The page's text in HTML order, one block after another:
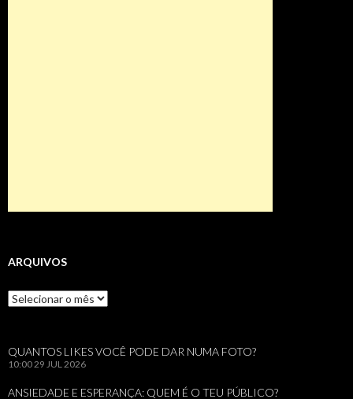
ARQUIVOS
Arquivos
QUANTOS LIKES VOCÊ PODE DAR NUMA FOTO?
10:00 29 JUL 2026
ANSIEDADE E ESPERANÇA: QUEM É O TEU PÚBLICO?